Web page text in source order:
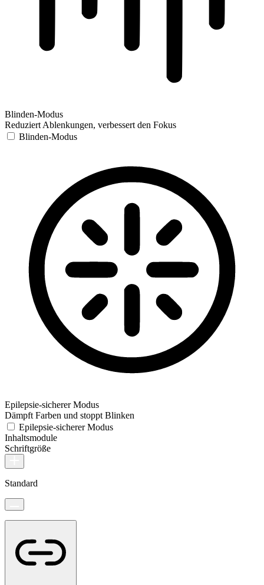
Blinden-Modus
Reduziert Ablenkungen, verbessert den Fokus
Blinden-Modus
Epilepsie-sicherer Modus
Dämpft Farben und stoppt Blinken
Epilepsie-sicherer Modus
Inhaltsmodule
Schriftgröße
Standard